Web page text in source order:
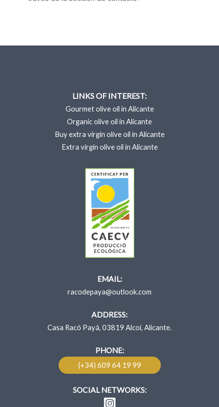
LINKS OF INTEREST:
Gourmet olive oil in Alicante
Organic olive oil in Alicante
Buy extra virgin olive oil in Alicante
Extra virgin olive oil in Alicante
EMAIL:
racodepaya@outlook.com
ADDRESS:
Casa Racó Payá, 03819 Alcoi, Alicante.
PHONE:
(+34) 609 64 19 99
SOCIAL NETWORKS: